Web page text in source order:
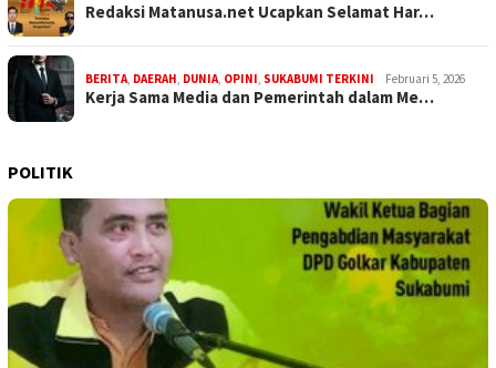
Redaksi Matanusa.net Ucapkan Selamat Har…
BERITA, DAERAH, DUNIA, OPINI, SUKABUMI TERKINI Februari 5, 2026
Kerja Sama Media dan Pemerintah dalam Me…
POLITIK